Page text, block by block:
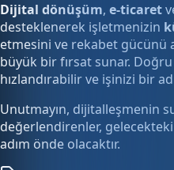
Dijital dönüşüm, e-ticaret
desteklenerek işletmenizin
etmesini ve rekabet gücünü
büyük bir fırsat sunar.
hızlandırabilir ve işinizi bir
Unutmayın, dijitalleşmenin
değerlendirenler,
adım önde olacaktır.